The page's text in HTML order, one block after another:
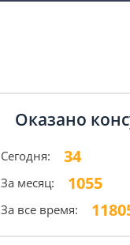
Оказано
Сегодня: 34
За месяц: 1055
За все время: